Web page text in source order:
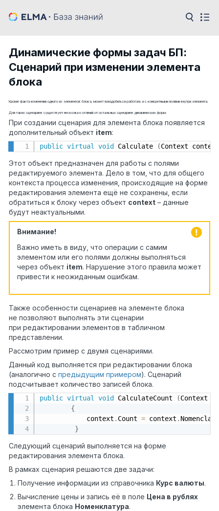
Динамические формы задач БП:
Сценарий при изменении элемента
блока
Кроме факта изменения одного из элементов блока, может понадобиться работать и с конкретными полями внутри элемента.
Для таких сценариев существует несколько отличий от остальных сценариев динамических форм.
При создании сценария для элемента блока появляется
дополнительный объект item:
public virtual void Calculate (Context
Этот объект предназначен для работы с полями
редактируемого элемента. Дело в том, что для общего
контекста процесса изменения, происходящие на форме
редактирования элемента ещё не сохранены, если
обратиться к блоку через объект context – данные
будут неактуальными.
Внимание!
Важно иметь в виду, что операции с самим
элементом или его полями должны выполняться
через объект item. Нарушение этого правила может
привести к неожиданным ошибкам.
Также особенности сценариев на элементе блока
не позволяют выполнять эти сценарии
при редактировании элементов в табличном
представлении.
Рассмотрим пример с двумя сценариями.
Данный код выполняется при редактировании блока
(аналогично с предыдущим примером). Сценарий
подсчитывает количество записей блока.
public virtual void CalculateCount (Context
{
            context
. Count = context .
}
Следующий сценарий выполняется на форме
редактирования элемента блока.
В рамках сценария решаются две задачи:
Получение информации из справочника Курс валюты.
Вычисление цены и запись её в поле Цена в рублях
элемента блока Номенклатура.